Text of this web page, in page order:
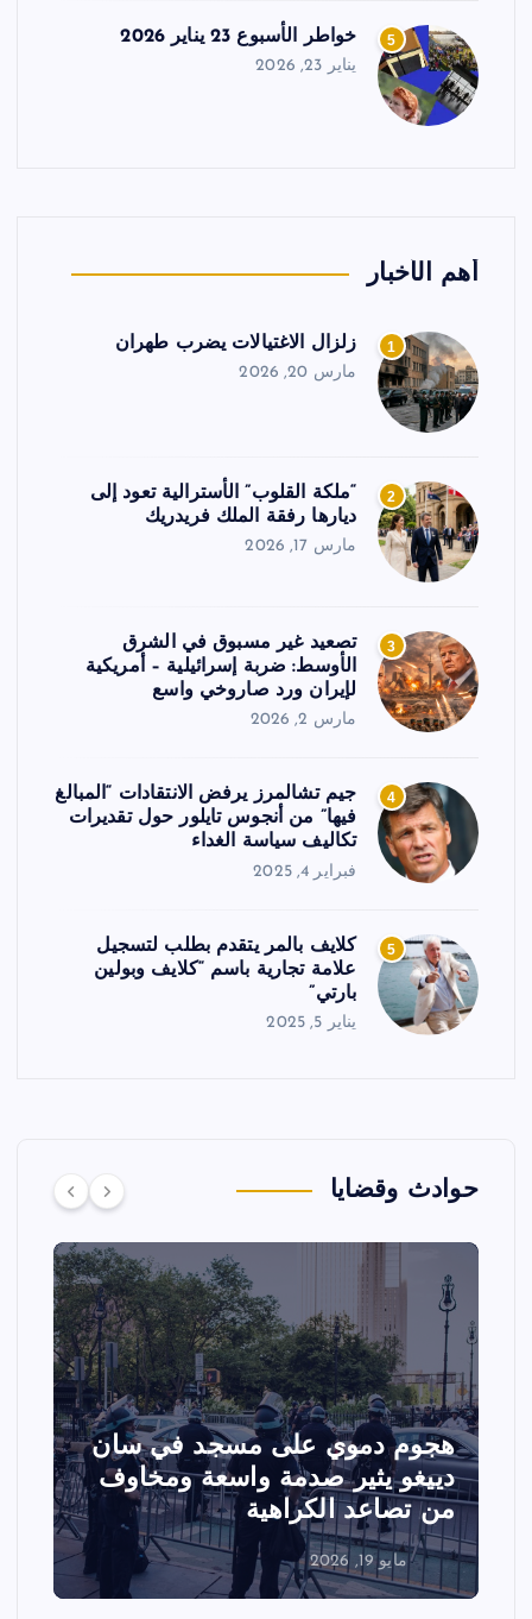
5 خواطر الأسبوع 23 يناير 2026
يناير 23, 2026
أهم الأخبار
1 زلزال الاغتيالات يضرب طهران
مارس 20, 2026
2
“ملكة القلوب” الأسترالية تعود إلى
ديارها رفقة الملك فريدريك
مارس 17, 2026
3
تصعيد غير مسبوق في الشرق
الأوسط: ضربة إسرائيلية – أمريكية
لإيران ورد صاروخي واسع
مارس 2, 2026
4
جيم تشالمرز يرفض الانتقادات “المبالغ
فيها” من أنجوس تايلور حول تقديرات
تكاليف سياسة الغداء
فبراير 4, 2025
5
كلايف بالمر يتقدم بطلب لتسجيل
علامة تجارية باسم “كلايف وبولين
بارتي”
يناير 5, 2025
حوادث وقضايا
هجوم دموي على مسجد في سان
دييغو يثير صدمة واسعة ومخاوف
من تصاعد الكراهية
مايو 19, 2026